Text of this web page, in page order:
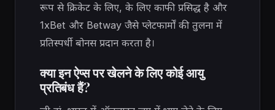
रूप से क्रिकेट के लिए, के लिए काफी प्रसिद्ध है और
1xBet और Betway जैसे प्लेटफार्मों की तुलना में
प्रतिस्पर्धी बोनस प्रदान करता है।
क्या इन ऐप्स पर खेलने के लिए कोई आयु
प्रतिबंध हैं?